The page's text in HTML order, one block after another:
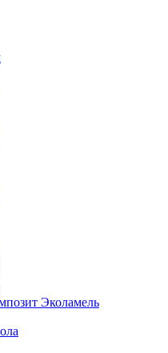
Эколамель